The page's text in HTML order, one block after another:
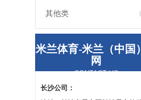
其他类
米兰体育-米兰（中国
网
CONTACT US
长沙公司：